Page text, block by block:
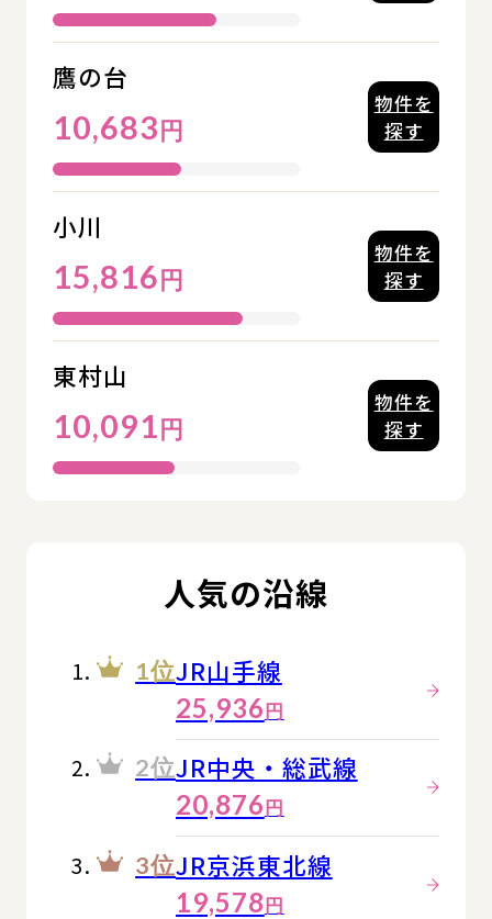
鷹の台
10,683 円
物件を
探す
小川
15,816 円
物件を
探す
東村山
10,091 円
物件を
探す
人気の沿線
1位JR山手線
25,936円
2位JR中央・総武線
20,876円
3位JR京浜東北線
19,578円